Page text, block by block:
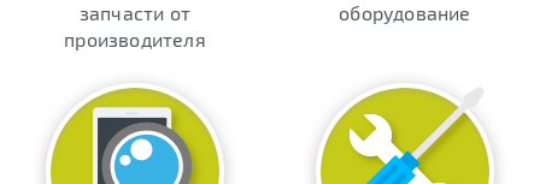
запчасти от
производителя
оборудование